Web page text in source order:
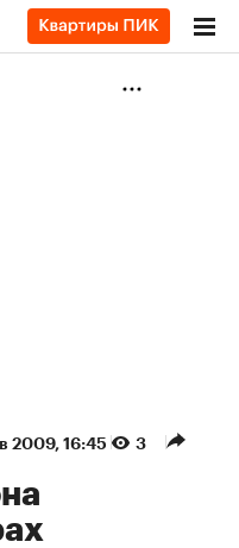
2009, 16:45 3